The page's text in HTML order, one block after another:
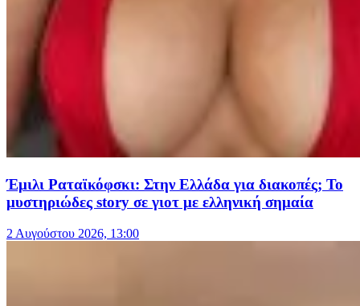
Έμιλι Ραταϊκόφσκι: Στην Ελλάδα για διακοπές; Το
μυστηριώδες story σε γιοτ με ελληνική σημαία
2 Αυγούστου 2026, 13:00